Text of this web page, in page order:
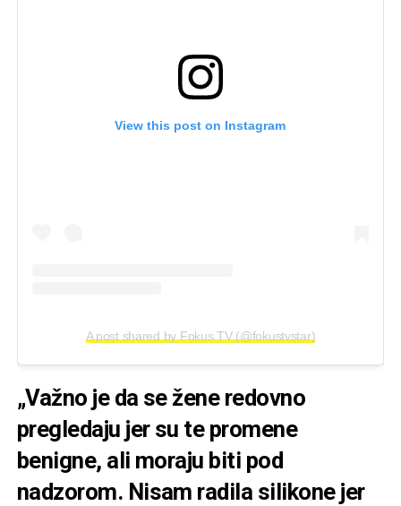
View this post on Instagram
A post shared by Fokus TV (@fokustvstar)
„Važno je da se žene redovno
pregledaju jer su te promene
benigne, ali moraju biti pod
nadzorom. Nisam radila silikone jer